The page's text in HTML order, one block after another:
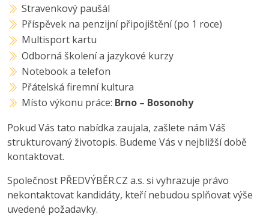
Stravenkový paušál
Příspěvek na penzijní připojištění (po 1 roce)
Multisport kartu
Odborná školení a jazykové kurzy
Notebook a telefon
Přátelská firemní kultura
Místo výkonu práce: Brno – Bosonohy
Pokud Vás tato nabídka zaujala, zašlete nám Váš
strukturovaný životopis. Budeme Vás v nejbližší době
kontaktovat.
Společnost PŘEDVÝBĚR.CZ a.s. si vyhrazuje právo
nekontaktovat kandidáty, kteří nebudou splňovat výše
uvedené požadavky.